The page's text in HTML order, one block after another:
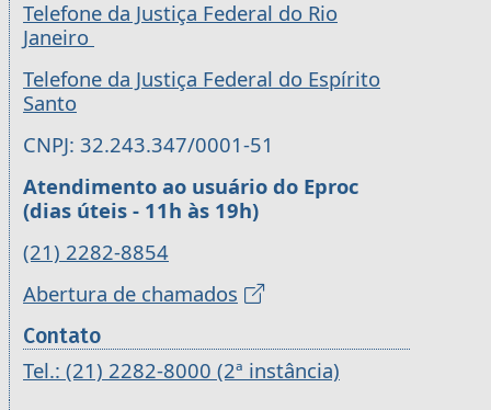
Telefone da Justiça Federal do Rio
Janeiro
Telefone da Justiça Federal do Espírito
Santo
CNPJ: 32.243.347/0001-51
Atendimento ao usuário do Eproc
(dias úteis - 11h às 19h)
(21) 2282-8854
Abertura de chamados
Contato
Tel.: (21) 2282-8000 (2ª instância)